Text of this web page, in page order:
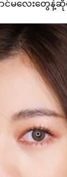
မလေးတွေနဲ့ဆို